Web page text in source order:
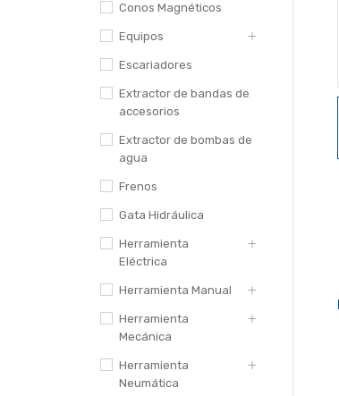
Conos Magnéticos
Equipos
Escariadores
Extractor de bandas de
accesorios
Extractor de bombas de
agua
Frenos
Gata Hidráulica
Herramienta
Eléctrica
Herramienta Manual
Herramienta
Mecánica
Herramienta
Neumática